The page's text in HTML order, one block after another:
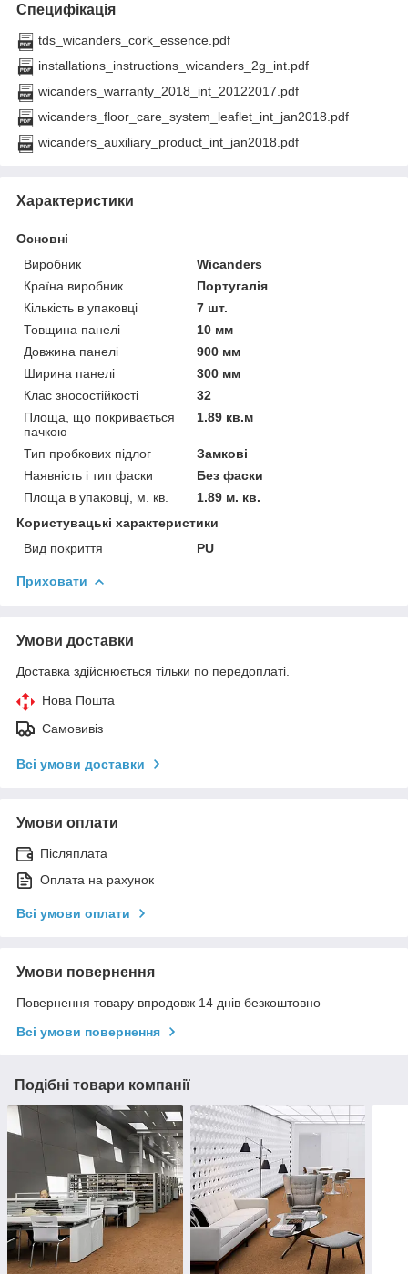
Специфікація
tds_wicanders_cork_essence.pdf
installations_instructions_wicanders_2g_int.pdf
wicanders_warranty_2018_int_20122017.pdf
wicanders_floor_care_system_leaflet_int_jan2018.pdf
wicanders_auxiliary_product_int_jan2018.pdf
Характеристики
Основні
Виробник
Wicanders
Країна виробник
Португалія
Кількість в упаковці
7 шт.
Товщина панелі
10 мм
Довжина панелі
900 мм
Ширина панелі
300 мм
Клас зносостійкості
32
Площа, що покривається
пачкою
1.89 кв.м
Тип пробкових підлог
Замкові
Наявність і тип фаски
Без фаски
Площа в упаковці, м. кв.
1.89 м. кв.
Користувацькі характеристики
Вид покриття
PU
Приховати
Умови доставки
Доставка здійснюється тільки по передоплаті.
Нова Пошта
Самовивіз
Всі умови доставки
Умови оплати
Післяплата
Оплата на рахунок
Всі умови оплати
Умови повернення
Повернення товару впродовж 14 днів безкоштовно
Всі умови повернення
Подібні товари компанії